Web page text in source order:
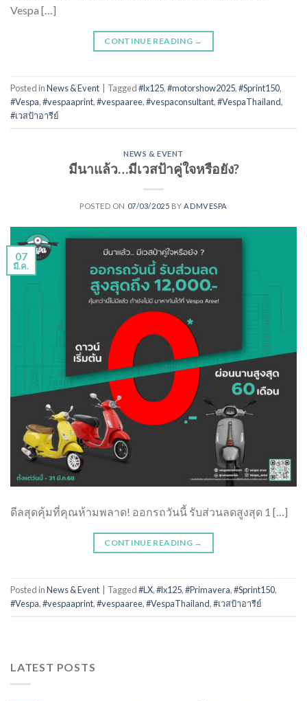
Vespa […]
CONTINUE READING →
Posted inNews & Event Tagged#lx125,#motorshow2025,#Sprint150,
#Vespa,#vespaaprint,#vespaaree,#vespaconsultant,#VespaThailand,
#เวสป้าอารีย์
NEWS & EVENT
มีนาแล้ว…มีเวสป้าคู่ใจหรือยัง?
POSTED ON 07/03/2025 BYADMVESPA
07
มี.ค.
ดีลสุดคุ้มที่คุณห้ามพลาด! ออกรถวันนี้ รับส่วนลดสูงสุด 1 […]
CONTINUE READING →
Posted inNews & Event Tagged#LX,#lx125,#Primavera,#Sprint150,
#Vespa,#vespaaprint,#vespaaree,#VespaThailand,#เวสป้าอารีย์
LATEST POSTS